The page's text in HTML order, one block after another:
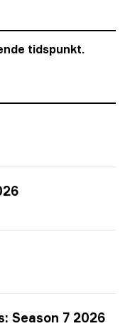
tidspunkt.
Season 7 2026